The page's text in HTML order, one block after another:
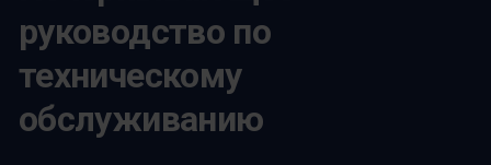
руководство по
техническому
обслуживанию